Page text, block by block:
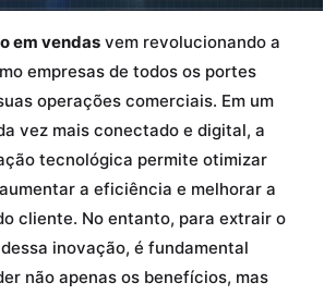
em vendas vem revolucionando a
empresas de todos os portes
operações comerciais. Em um
vez mais conectado e digital, a
tecnológica permite otimizar
a eficiência e melhorar a
cliente. No entanto, para extrair o
inovação, é fundamental
não apenas os benefícios, mas